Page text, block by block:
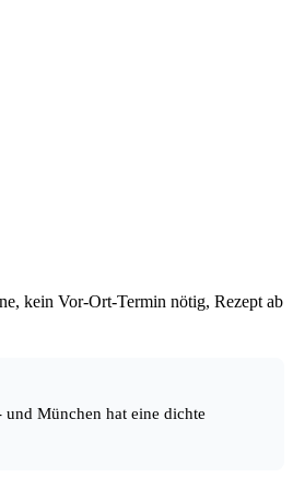
kein Vor-Ort-Termin nötig, Rezept ab
München hat eine dichte